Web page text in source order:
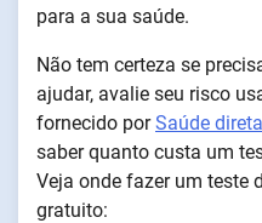
para a sua saúde.
Não tem certeza se
ajudar, avalie seu risco
fornecido porSaúde direta
saber quanto custa um
Veja onde fazer um teste
gratuito: